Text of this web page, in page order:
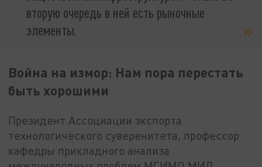
вторую очередь в ней есть рыночные
элементы.
Война на измор: Нам пора перестать
быть хорошими
Президент Ассоциации экспорта
технологического суверенитета, профессор
кафедры прикладного анализа